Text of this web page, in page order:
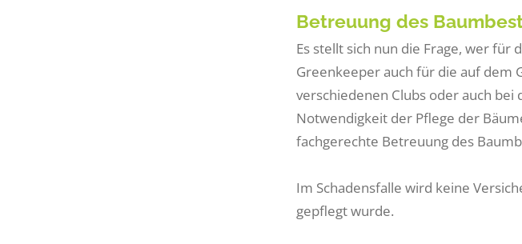
Betreuung des
Es stellt sich nun die Frage, wer für
Greenkeeper auch für die auf dem
verschiedenen Clubs oder auch
Notwendigkeit der Pflege der
fachgerechte Betreuung des
Im Schadensfalle wird keine
gepflegt wurde.